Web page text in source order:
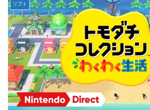
【ポケモンGO】リモート交換って 大
ない奴多くね？
【衝撃】クルタ族虐 殺の犯人、ツェリ
ロロの演劇のせいで2人も無駄死にに
【悲報】ライター「ちいかわが反社とコ
死神のコスプレをして隣のビルの屋上
男を逮捕ｗｗｗ
【画像】コスプレイヤーが死ぬ気で痩せ
【速報】専門家「イオンモール熊本の
の”があったんだけど…」
【画像】かつて天下を獲っていた
【速報】熊本イオンモール、爆発の原
【悲報】コレコレ、月収1億円ｗｗｗそ
ィガードつけるわ…
【悲報】有名漫画家、がんを公表「大
した。肝臓に転移も見られてステージ4
ソフト